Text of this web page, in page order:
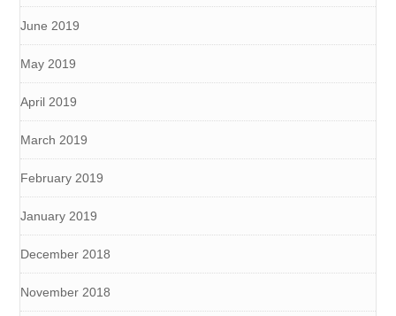
June 2019
May 2019
April 2019
March 2019
February 2019
January 2019
December 2018
November 2018